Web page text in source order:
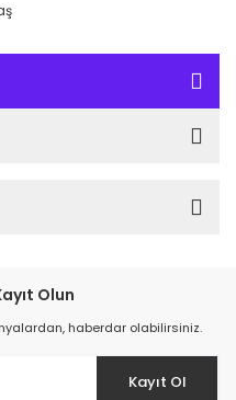
Olun
haberdar olabilirsiniz.
Kayıt Ol